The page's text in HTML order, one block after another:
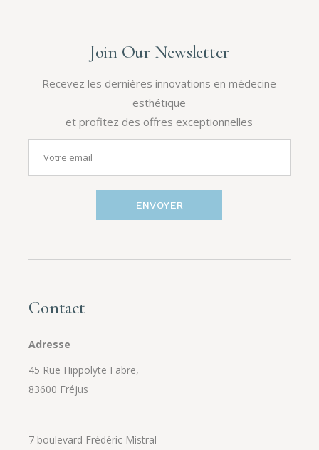
Join Our Newsletter
Recevez les dernières innovations en médecine
esthétique
et profitez des offres exceptionnelles
ENVOYER
Contact
Adresse
45 Rue Hippolyte Fabre,
83600 Fréjus
7 boulevard Frédéric Mistral